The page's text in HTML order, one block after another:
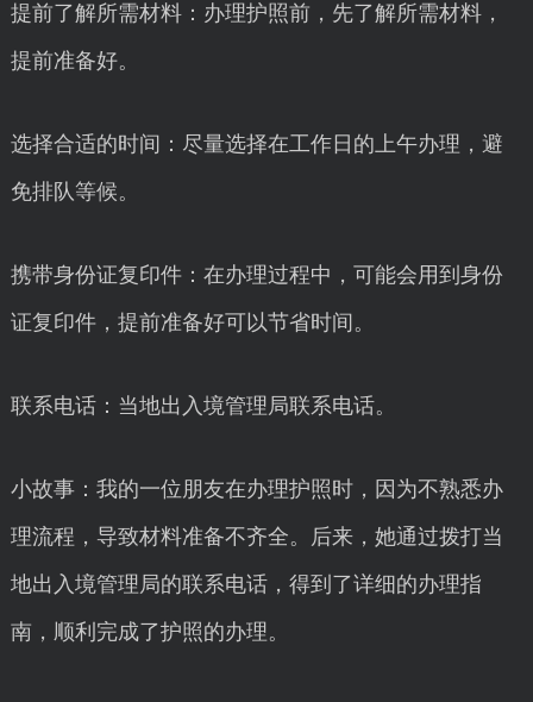
提前了解所需材料：办理护照前，先了解所需材料，
提前准备好。
选择合适的时间：尽量选择在工作日的上午办理，避
免排队等候。
携带身份证复印件：在办理过程中，可能会用到身份
证复印件，提前准备好可以节省时间。
联系电话：当地出入境管理局联系电话。
小故事：我的一位朋友在办理护照时，因为不熟悉办
理流程，导致材料准备不齐全。后来，她通过拨打当
地出入境管理局的联系电话，得到了详细的办理指
南，顺利完成了护照的办理。